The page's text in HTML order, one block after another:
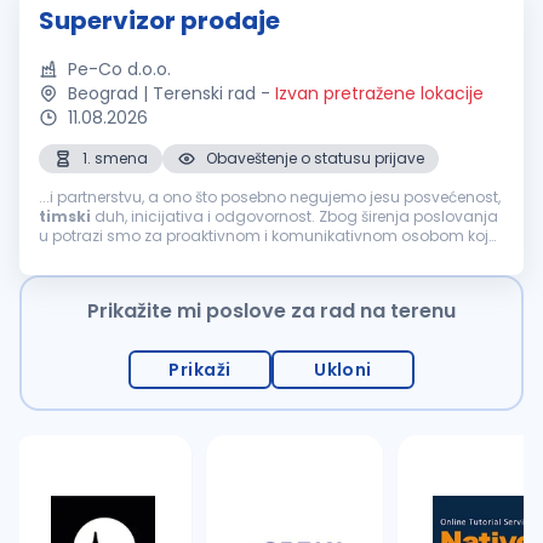
Supervizor prodaje
Pe-Co d.o.o.
Beograd | Terenski rad - Izvan pretražene lokacije
11.08.2026
1. smena
Obaveštenje o statusu prijave
...i partnerstvu, a ono što posebno negujemo jesu posvećenost,
timski duh, inicijativa i odgovornost. Zbog širenja poslovanja
u potrazi smo za proaktivnom i komunikativnom osobom koja
SUPERVIZORPRODAJE(M/Ž) Mesto...
Prikažite mi poslove za rad na terenu
Prikaži Ukloni